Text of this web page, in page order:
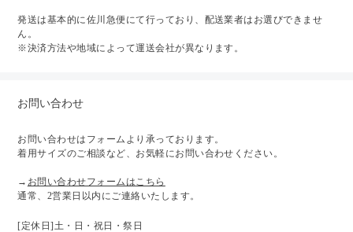
発送は基本的に佐川急便にて行っており、配送業者はお選びできませ
ん。
※決済方法や地域によって運送会社が異なります。
お問い合わせ
お問い合わせはフォームより承っております。
着用サイズのご相談など、お気軽にお問い合わせください。
→ お問い合わせフォームはこちら
通常、2営業日以内にご連絡いたします。
[定休日]土・日・祝日・祭日